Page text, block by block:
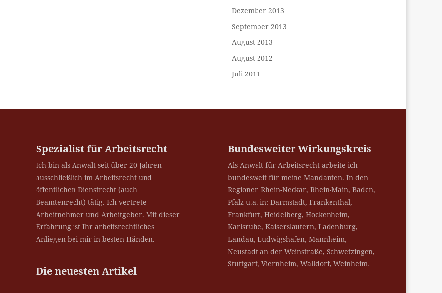
Dezember 2013
September 2013
August 2013
August 2012
Juli 2011
Spezialist für Arbeitsrecht
Ich bin als Anwalt seit über 20 Jahren
ausschließlich im Arbeitsrecht und
öffentlichen Dienstrecht (auch
Beamtenrecht) tätig. Ich vertrete
Arbeitnehmer und Arbeitgeber. Mit dieser
Erfahrung ist Ihr arbeitsrechtliches
Anliegen bei mir in besten Händen.
Die neuesten Artikel
Bundesweiter Wirkungskreis
Als Anwalt für Arbeitsrecht arbeite ich
bundesweit für meine Mandanten. In den
Regionen Rhein-Neckar, Rhein-Main, Baden,
Pfalz u.a. in: Darmstadt, Frankenthal,
Frankfurt, Heidelberg, Hockenheim,
Karlsruhe, Kaiserslautern, Ladenburg,
Landau, Ludwigshafen, Mannheim,
Neustadt an der Weinstraße, Schwetzingen,
Stuttgart, Viernheim, Walldorf, Weinheim.